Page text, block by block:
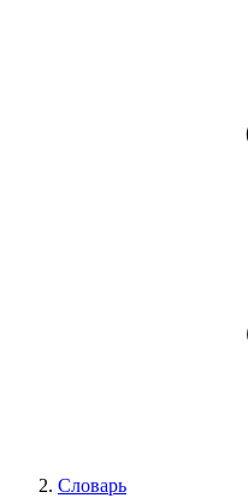
Словарь